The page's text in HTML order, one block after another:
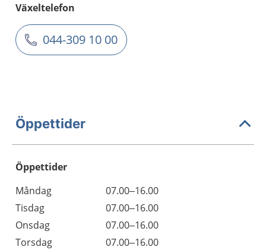
Växeltelefon
044-309 10 00
Öppettider
Öppettider
Dag
Öppettider
Kommentarer
Måndag
07.00–16.00
Tisdag
07.00–16.00
Onsdag
07.00–16.00
Torsdag
07.00–16.00